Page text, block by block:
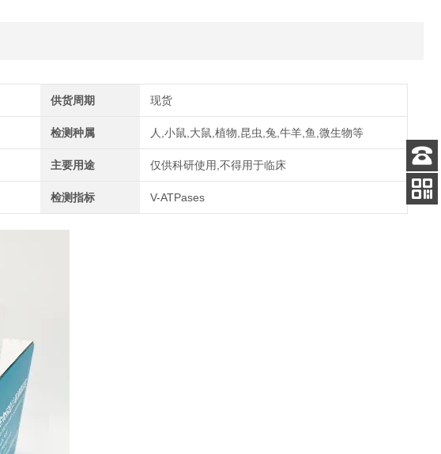
供货周期 现货
检测种属 人,小鼠,大鼠,植物,昆虫,兔,牛羊,鱼,微生物等
主要用途 仅供科研使用,不得用于临床
检测指标 V-ATPases
客服
电话